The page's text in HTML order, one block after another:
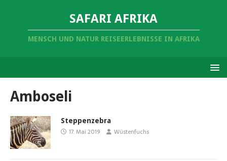
SAFARI AFRIKA
MENSCH UND NATUR REISEERLEBNISSE IN AFRIKA
Amboseli
Steppenzebra
17. Mai 2019 Wüstenfuchs